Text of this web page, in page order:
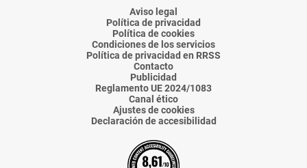
AlmeríaAlmeríaAlmería
Almería
Aviso legal
Política de privacidad
Política de cookies
Condiciones de los servicios
Política de privacidad en RRSS
Contacto
Publicidad
Reglamento UE 2024/1083
Canal ético
Ajustes de cookies
Declaración de accesibilidad